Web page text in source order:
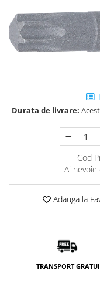
Durata de livrare:
Cod
Ai nevoie
Adauga la
TRANSPORT